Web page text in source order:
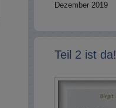
Dezember 2019
Teil 2 ist da!